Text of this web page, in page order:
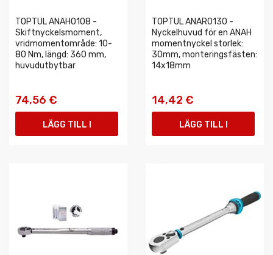
TOPTUL ANAH0108 -
Skiftnyckelsmoment,
vridmomentområde: 10-
80 Nm, längd: 360 mm,
huvudutbytbar
74,56 €
LÄGG TILL I
TOPTUL ANAR0130 -
Nyckelhuvud för en ANAH
momentnyckel storlek:
30mm, monteringsfästen:
14x18mm
14,42 €
LÄGG TILL I